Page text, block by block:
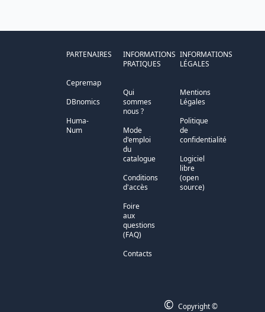
PARTENAIRES
Cepremap
DBnomics
Huma-
Num
INFORMATIONS
PRATIQUES
Qui
sommes
nous ?
Mode
d'emploi
du
catalogue
Conditions
d'accès
Foire
aux
questions
(FAQ)
Contacts
INFORMATIONS
LÉGALES
Mentions
Légales
Politique
de
confidentialité
Logiciel
libre
(open
source)
© Copyright ©